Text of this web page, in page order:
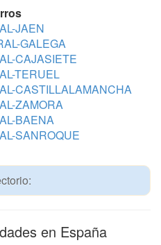
JAEN
GALEGA
CAJASIETE
TERUEL
CASTILLALAMANCHA
ZAMORA
BAENA
SANROQUE
en España